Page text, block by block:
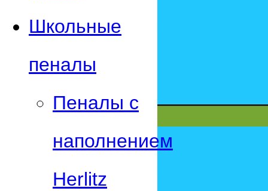
Школьные
пеналы
Пеналы с
наполнением
Herlitz